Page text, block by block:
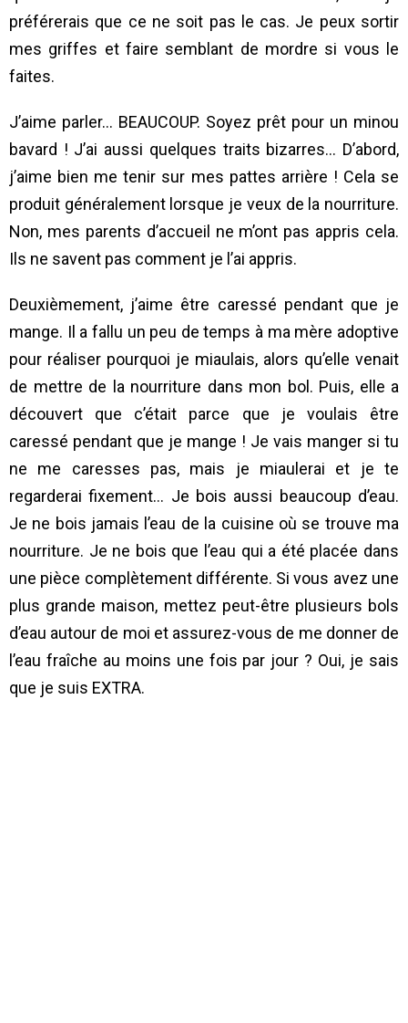
préférerais que ce ne soit pas le cas. Je peux sortir
mes griffes et faire semblant de mordre si vous le
faites.
J’aime parler… BEAUCOUP. Soyez prêt pour un minou
bavard ! J’ai aussi quelques traits bizarres… D’abord,
j’aime bien me tenir sur mes pattes arrière ! Cela se
produit généralement lorsque je veux de la nourriture.
Non, mes parents d’accueil ne m’ont pas appris cela.
Ils ne savent pas comment je l’ai appris.
Deuxièmement, j’aime être caressé pendant que je
mange. Il a fallu un peu de temps à ma mère adoptive
pour réaliser pourquoi je miaulais, alors qu’elle venait
de mettre de la nourriture dans mon bol. Puis, elle a
découvert que c’était parce que je voulais être
caressé pendant que je mange ! Je vais manger si tu
ne me caresses pas, mais je miaulerai et je te
regarderai fixement… Je bois aussi beaucoup d’eau.
Je ne bois jamais l’eau de la cuisine où se trouve ma
nourriture. Je ne bois que l’eau qui a été placée dans
une pièce complètement différente. Si vous avez une
plus grande maison, mettez peut-être plusieurs bols
d’eau autour de moi et assurez-vous de me donner de
l’eau fraîche au moins une fois par jour ? Oui, je sais
que je suis EXTRA.